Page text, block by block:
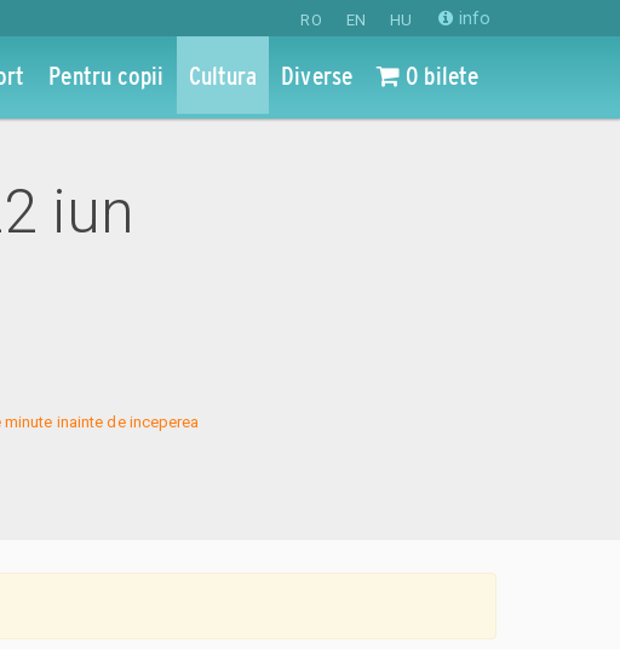
RO EN HU info
Pentru copii Cultura Diverse 0 bilete
iun
inainte de inceperea